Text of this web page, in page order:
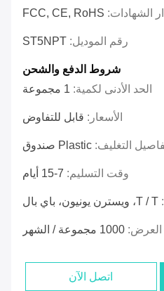
الشهادات: FCC, CE, RoHS
رقم الموديل: ST5NPT
شروط الدفع والشحن
الحد الأدنى لكمية: 1 مجموعة
الأسعار: قابل للتفاوض
التغليف: Plastic صندوق
وقت التسليم: 7-15 أيام
T / T، ويسترن يونيون، باي بال
العرض: 1000 مجموعة / الشهر
اتصل الآن